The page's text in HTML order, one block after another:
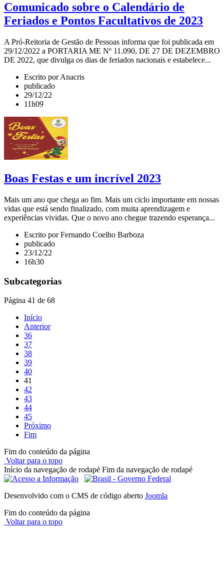
Comunicado sobre o Calendário de
Feriados e Pontos Facultativos de 2023
A Pró-Reitoria de Gestão de Pessoas informa que foi publicada em
29/12/2022 a PORTARIA ME Nº 11.090, DE 27 DE DEZEMBRO
DE 2022, que divulga os dias de feriados nacionais e estabelece...
Escrito por Anacris
publicado
29/12/22
11h09
Boas Festas e um incrível 2023
Mais um ano que chega ao fim. Mais um ciclo importante em nossas
vidas que está sendo finalizado, com muita aprendizagem e
experiências vividas. Que o novo ano chegue trazendo esperança...
Escrito por Fernando Coelho Barboza
publicado
23/12/22
16h30
Subcategorias
Página 41 de 68
Início
Anterior
36
37
38
39
40
41
42
43
44
45
Próximo
Fim
Fim do conteúdo da página
Voltar para o topo
Início da navegação de rodapé Fim da navegação de rodapé
Desenvolvido com o CMS de código aberto Joomla
Fim do conteúdo da página
Voltar para o topo